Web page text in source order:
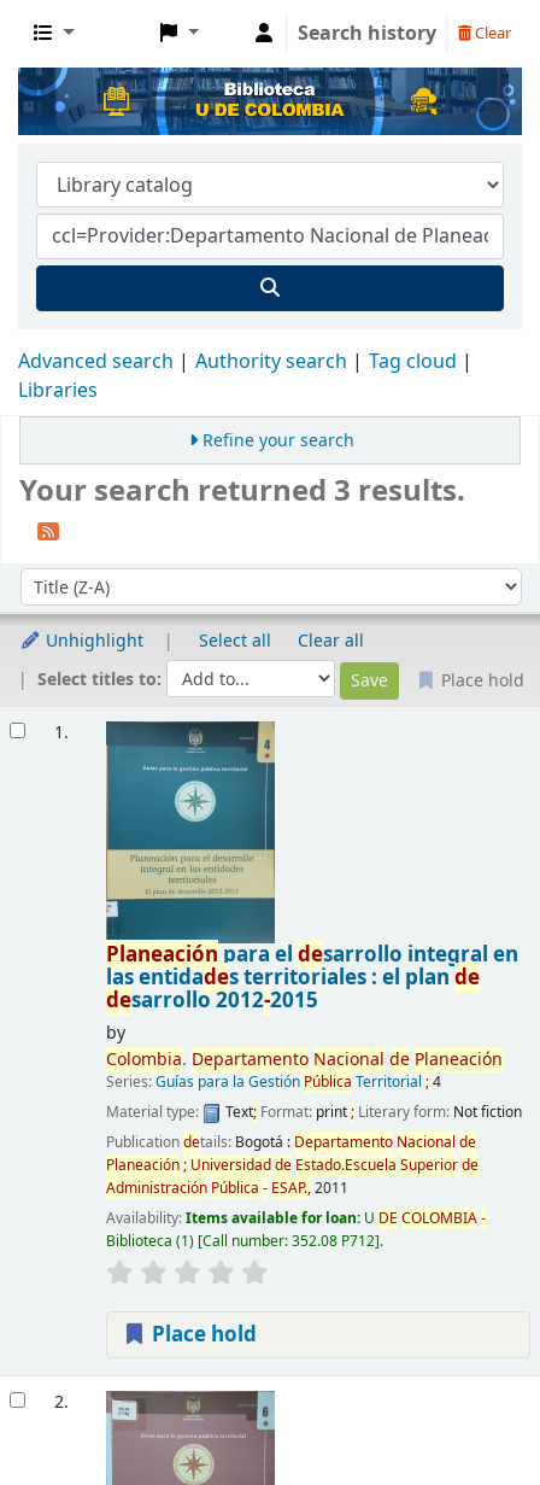
Search history Clear
Advanced search Authority search
Tag cloud
Libraries
Refine your search
Your search returned 3 results.
Sort by:
Unhighlight Select all
Clear all
Select titles to:
Place hold
1.
Planeación para el desarrollo integral en
las entidades territoriales : el plan de
desarrollo 2012-2015
by
Colombia. Departamento Nacional de Planeación
Series:Guías para la Gestión Pública Territorial ;4
Material type:
Text;Format: print;Literary form: Not fiction
Publicationdetails: Bogotá : Departamento Nacional de
Planeación; Universidadde Estado.Escuela Superiorde
Administración Pública - ESAP.,2011
Availability:Items available for loan: U DE COLOMBIA-
Biblioteca (1) Call number:352.08 P712 .
Place hold
2.